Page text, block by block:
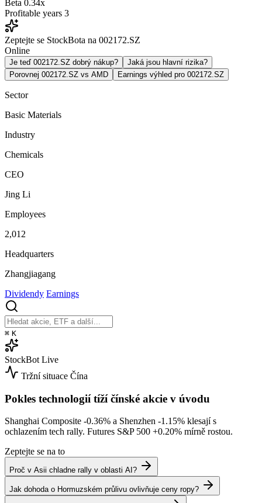
Beta 0.34x
Profitable years 3
Zeptejte se StockBota na 002172.SZ
Online
Je teď 002172.SZ dobrý nákup?
Jaká jsou hlavní rizika?
Porovnej 002172.SZ vs AMD
Earnings výhled pro 002172.SZ
Sector
Basic Materials
Industry
Chemicals
CEO
Jing Li
Employees
2,012
Headquarters
Zhangjiagang
Dividendy Earnings
⌘ K
StockBot Live
Tržní situace Čína
Pokles technologií tíží čínské akcie v úvodu
Shanghai Composite -0.36% a Shenzhen -1.15% klesají s
ochlazením tech rally. Futures S&P 500 +0.20% mírně rostou.
Zeptejte se na to
Proč v Asii chladne rally v oblasti AI?
Jak dohoda o Hormuzském průlivu ovlivňuje ceny ropy?